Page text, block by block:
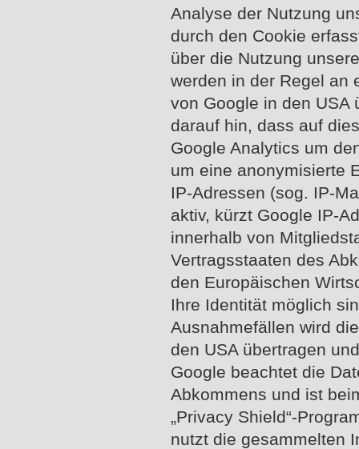
Analyse der Nutzung
durch den Cookie
über die Nutzung
werden in der Regel an
von Google in den USA
darauf hin, dass auf
Google Analytics um
um eine anonymisierte
IP-Adressen (sog. IP-
aktiv, kürzt Google IP-
innerhalb von
Vertragsstaaten des
den Europäischen
Ihre Identität möglich
Ausnahmefällen wird
den USA übertragen
Google beachtet die
Abkommens und ist
„Privacy Shield“-
nutzt die gesammelten